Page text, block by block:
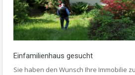
Einfamilienhaus gesucht
Sie haben den Wunsch Ihre Immobilie